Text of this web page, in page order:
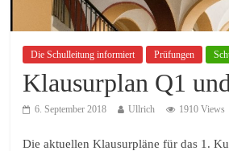
Die Schulleitung informiert Prüfungen
Klausurplan Q1
6. September 2018 Ullrich 1910 Views
Die aktuellen Klausurpläne für das 1.